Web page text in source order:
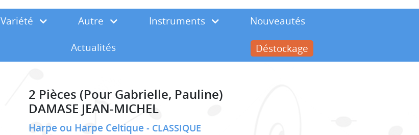
Variété Autre Instruments
Nouveautés
Actualités Déstockage
2 Pièces (Pour Gabrielle, Pauline)
DAMASE JEAN-MICHEL
Harpe ou Harpe Celtique CLASSIQUE